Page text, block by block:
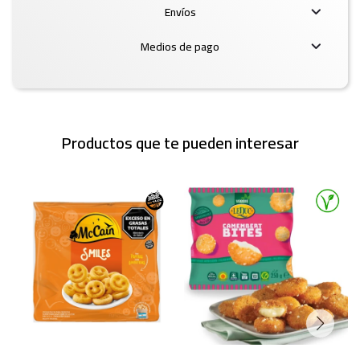
Envíos
Medios de pago
Productos que te pueden interesar